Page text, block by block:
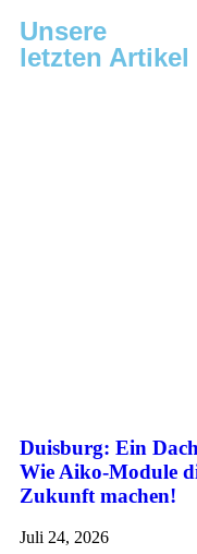
Unsere
letzten Artikel
Duisburg: Ein
Wie Aiko-Module
Zukunft machen!
Juli 24, 2026